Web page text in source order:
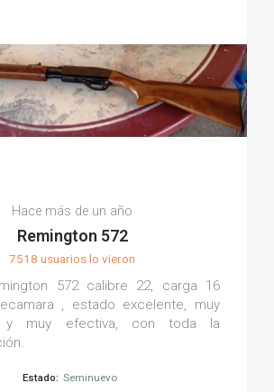
Hace más de un año
Remington 572
7518 usuarios lo vieron
572 calibre 22, carga 16
, estado excelente, muy
muy efectiva, con toda la
Estado: Seminuevo